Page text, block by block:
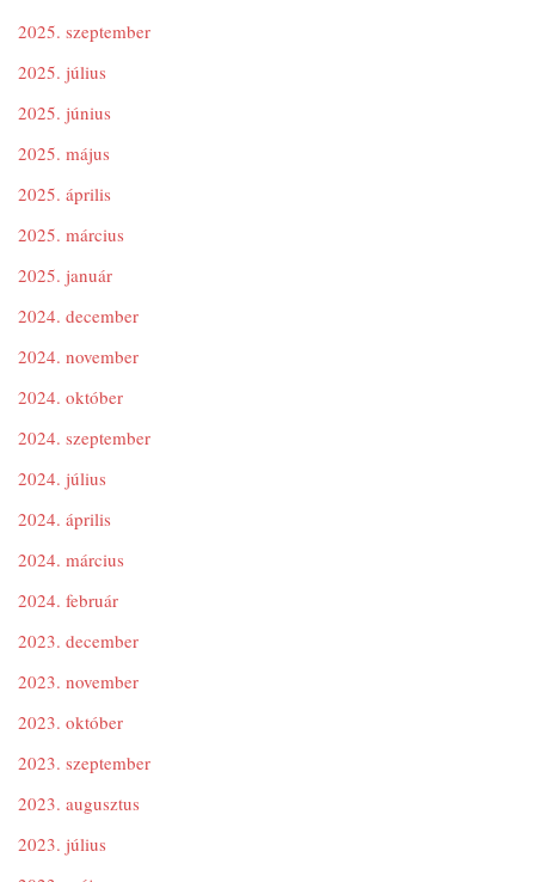
2025. szeptember
2025. július
2025. június
2025. május
2025. április
2025. március
2025. január
2024. december
2024. november
2024. október
2024. szeptember
2024. július
2024. április
2024. március
2024. február
2023. december
2023. november
2023. október
2023. szeptember
2023. augusztus
2023. július